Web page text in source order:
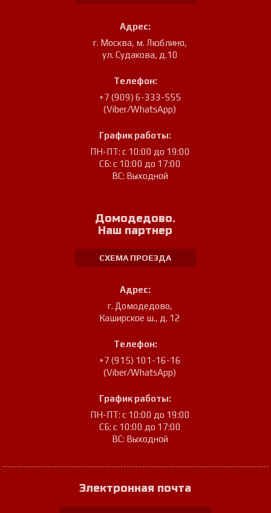
Адрес:
г. Москва, м. Люблино,
ул. Судакова, д.10
Телефон:
+7 (909) 6-333-555
(Viber/WhatsApp)
График работы:
ПН-ПТ: с 10:00 до 19:00
СБ: с 10:00 до 17:00
ВС: Выходной
Домодедово.
Наш партнер
СХЕМА ПРОЕЗДА
Адрес:
г. Домодедово,
Каширское ш., д. 12
Телефон:
+7 (915) 101-16-16
(Viber/WhatsApp)
График работы:
ПН-ПТ: с 10:00 до 19:00
СБ: с 10:00 до 17:00
ВС: Выходной
Электронная почта